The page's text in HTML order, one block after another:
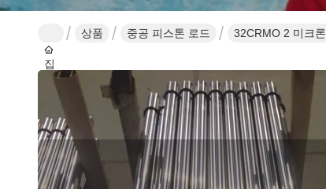
집
상품 중공 피스톤 로드 32CRMO 2 미크